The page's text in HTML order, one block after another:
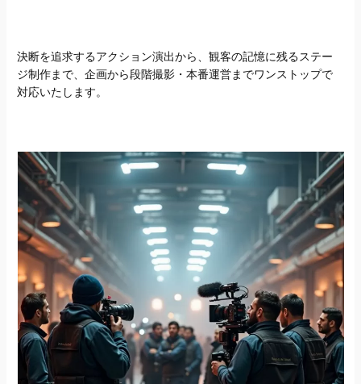
決断を追求するアクション演出から、観客の記憶に残るステー
ジ制作まで、企画から段階撮影・本番運営までワンストップで
対応いたします。